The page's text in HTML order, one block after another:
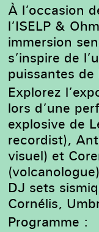
À l’occasion
l’ISELP &
immersion
s’inspire de
puissantes
Explorez
lors d’une
explosive de
recordist),
visuel) et
DJ sets
Cornélis,
Programme :